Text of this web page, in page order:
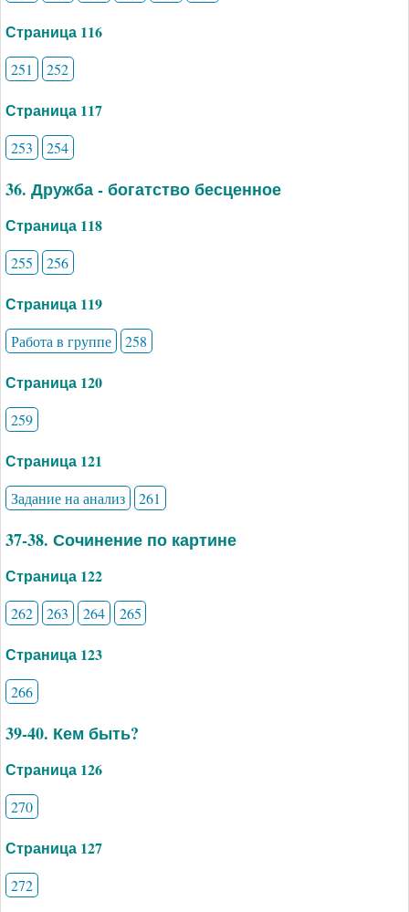
Страница 116
251 252
Страница 117
253 254
36. Дружба - богатство бесценное
Страница 118
255 256
Страница 119
Работа в группе 258
Страница 120
259
Страница 121
Задание на анализ 261
37-38. Сочинение по картине
Страница 122
262 263 264 265
Страница 123
266
39-40. Кем быть?
Страница 126
270
Страница 127
272